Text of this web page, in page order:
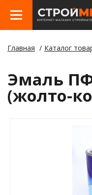
Главная Каталог
Эмаль
(жолто-